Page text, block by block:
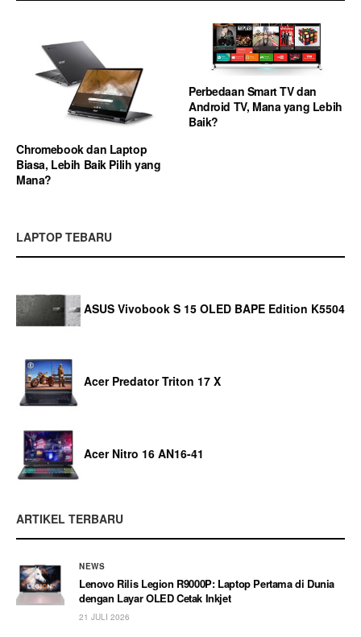
Chromebook dan Laptop
Biasa, Lebih Baik Pilih yang
Mana?
Perbedaan Smart TV dan
Android TV, Mana yang Lebih
Baik?
LAPTOP TEBARU
ASUS Vivobook S 15 OLED BAPE Edition K5504
Acer Predator Triton 17 X
Acer Nitro 16 AN16-41
ARTIKEL TERBARU
NEWS
Lenovo Rilis Legion R9000P: Laptop Pertama di Dunia
dengan Layar OLED Cetak Inkjet
21 JULI 2026